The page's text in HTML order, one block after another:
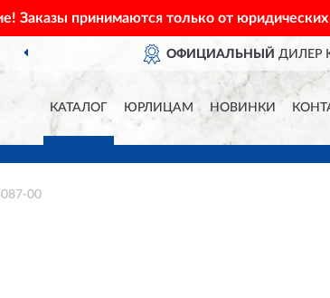
Заказы принимаются только от
ОФИЦИАЛЬНЫЙ ДИЛЕР
КАТАЛОГ ЮРЛИЦАМ НОВИНКИ
00